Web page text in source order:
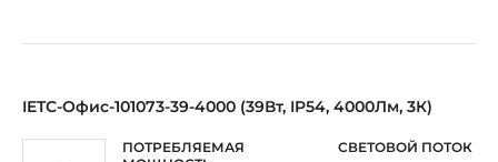
IETC-Офис-101073-39-4000 (39Вт, IP54, 4000Лм, 3К)